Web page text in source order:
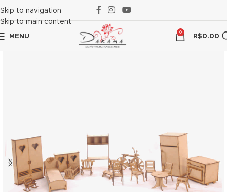
panel
panel
panel
panel
Skip to navigation
Skip to main content
MENU
0
R$0.00